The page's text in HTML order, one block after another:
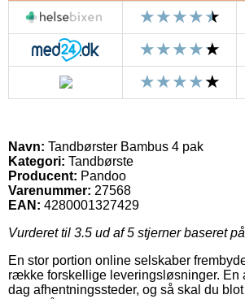
Navn: Tandbørster Bambus 4 pak
Kategori: Tandbørste
Producent: Pandoo
Varenummer: 27568
EAN: 4280001327429
Vurderet til 3.5 ud af 5 stjerner baseret på
En stor portion online selskaber
række forskellige leveringsløsninger. En
dag afhentningssteder, og så skal du